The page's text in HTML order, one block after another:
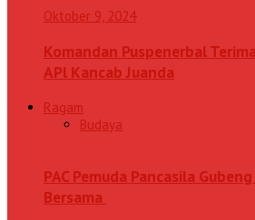
Oktober 9, 2024
Komandan Puspenerbal
APl Kancab Juanda
Ragam
Budaya
PAC Pemuda Pancasila
Bersama